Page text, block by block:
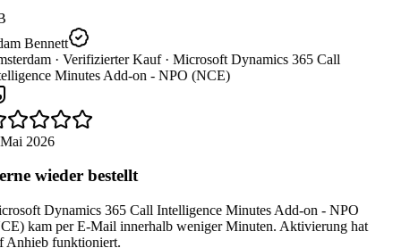
Bennett
· Verifizierter Kauf · Microsoft Dynamics 365 Call
Minutes Add-on - NPO (NCE)
2026
wieder bestellt
Dynamics 365 Call Intelligence Minutes Add-on - NPO
kam per E-Mail innerhalb weniger Minuten. Aktivierung hat
Anhieb funktioniert.